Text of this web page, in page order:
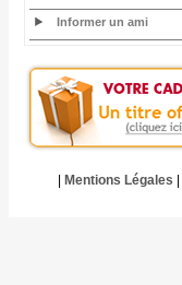
Informer un ami
Mentions Légales